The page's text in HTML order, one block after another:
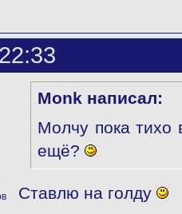
Monk написал:
Молчу пока
ещё?
Ставлю на голду